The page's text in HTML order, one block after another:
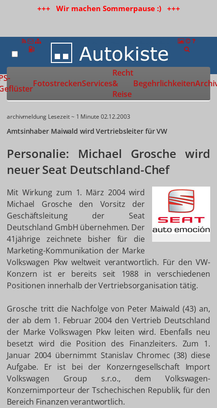
+++ Wir machen Sommerpause :) +++
Zur Startseite
FotostreckenServices
Recht
&
Reise
Begehrlichkeiten
archivmeldung Lesezeit ~ 1 Minute 02.12.2003
Amtsinhaber Maiwald wird Vertriebsleiter für VW
Personalie: Michael Grosche wird
neuer Seat Deutschland-Chef
Mit Wirkung zum 1. März 2004 wird
Michael Grosche den Vorsitz der
Geschäftsleitung der Seat
Deutschland GmbH übernehmen. Der
41jährige zeichnete bisher für die
Marketing-Kommunikation der Marke
Volkswagen Pkw weltweit verantwortlich. Für den VW-
Konzern ist er bereits seit 1988 in verschiedenen
Positionen innerhalb der Vertriebsorganisation tätig.
Grosche tritt die Nachfolge von Peter Maiwald (43) an,
der ab dem 1. Februar 2004 den Vertrieb Deutschland
der Marke Volkswagen Pkw leiten wird. Ebenfalls neu
besetzt wird die Position des Finanzleiters. Zum 1.
Januar 2004 übernimmt Stanislav Chromec (38) diese
Aufgabe. Er ist bei der Konzerngesellschaft Import
Volkswagen Group s.r.o., dem Volkswagen-
Konzernimporteur der Tschechischen Republik, für den
Bereich Finanzen verantwortlich.